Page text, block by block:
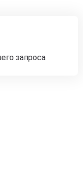
запроса